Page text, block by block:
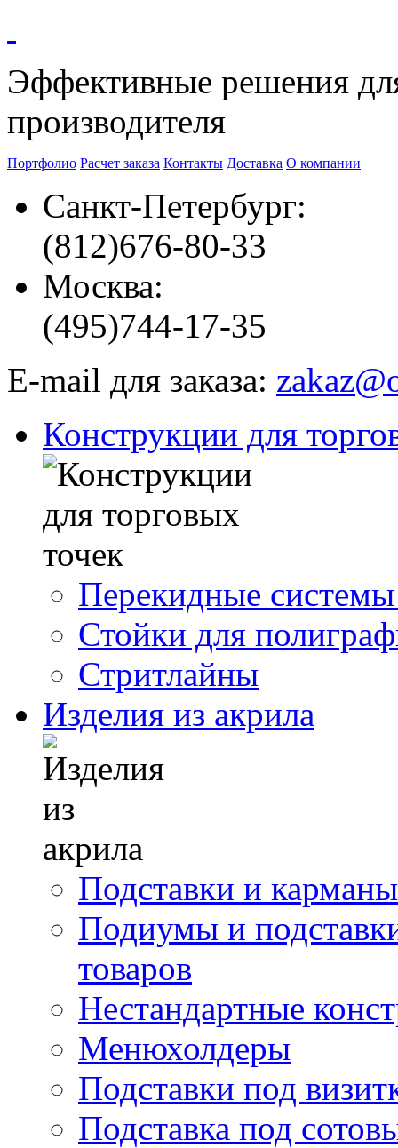
Эффективные решения
производителя
Портфолио Расчет заказа Контакты Доставка О компании
Санкт-Петербург:
(812)676-80-33
Москва:
(495)744-17-35
E-mail для заказа:
Конструкции для
Перекидные
Стойки для
Стритлайны
Изделия из акрила
Подставки и
Подиумы и
товаров
Нестандартные
Менюхолдеры
Подставки под
Подставка под